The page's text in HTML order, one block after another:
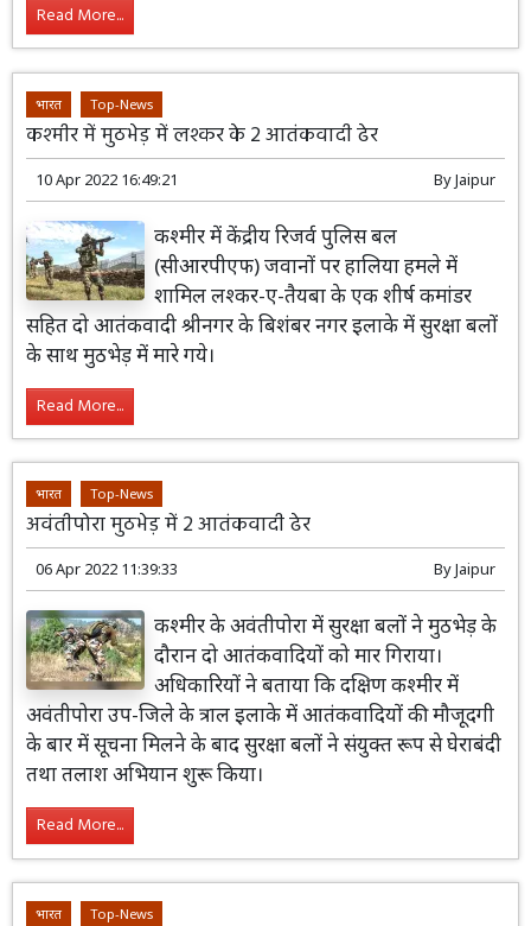
Read More...
भारत Top-News
कश्मीर में मुठभेड़ में लश्कर के 2 आतंकवादी ढेर
10 Apr 2022 16:49:21 ByJaipur
कश्मीर में केंद्रीय रिजर्व पुलिस बल
(सीआरपीएफ) जवानों पर हालिया हमले में
शामिल लश्कर-ए-तैयबा के एक शीर्ष कमांडर
सहित दो आतंकवादी श्रीनगर के बिशंबर नगर इलाके में सुरक्षा बलों
के साथ मुठभेड़ में मारे गये।
Read More...
भारत Top-News
अवंतीपोरा मुठभेड़ में 2 आतंकवादी ढेर
06 Apr 2022 11:39:33 ByJaipur
कश्मीर के अवंतीपोरा में सुरक्षा बलों ने मुठभेड़ के
दौरान दो आतंकवादियों को मार गिराया।
अधिकारियों ने बताया कि दक्षिण कश्मीर में
अवंतीपोरा उप-जिले के त्राल इलाके में आतंकवादियों की मौजूदगी
के बार में सूचना मिलने के बाद सुरक्षा बलों ने संयुक्त रूप से घेराबंदी
तथा तलाश अभियान शुरू किया।
Read More...
भारत Top-News